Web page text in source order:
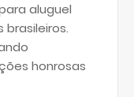
aluguel
honrosas